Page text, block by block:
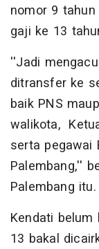
nomor 9
gaji ke 13
''Jadi
ditransfer ke
baik PNS
walikota,
serta pegawai
Palembang,''
Palembang itu.
Kendati
13 bakal